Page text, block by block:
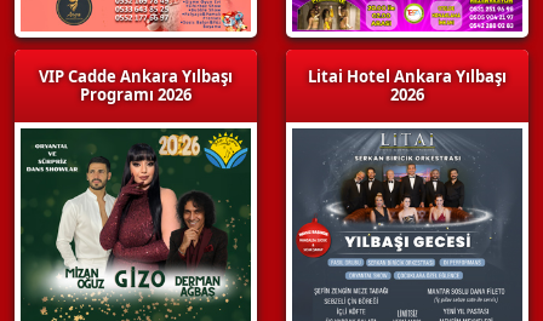
VIP Cadde Ankara Yılbaşı
Programı 2026
Litai Hotel Ankara Yılbaşı
2026